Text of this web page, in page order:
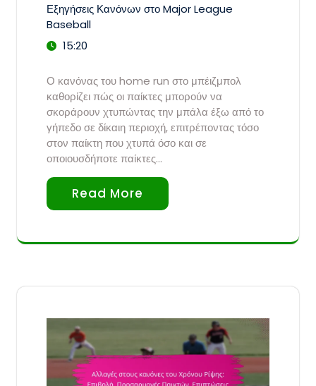
Εξηγήσεις Κανόνων στο Major League
Baseball
15:20
Ο κανόνας του home run στο μπέιζμπολ
καθορίζει πώς οι παίκτες μπορούν να
σκοράρουν χτυπώντας την μπάλα έξω από το
γήπεδο σε δίκαιη περιοχή, επιτρέποντας τόσο
στον παίκτη που χτυπά όσο και σε
οποιουσδήποτε παίκτες…
Read More